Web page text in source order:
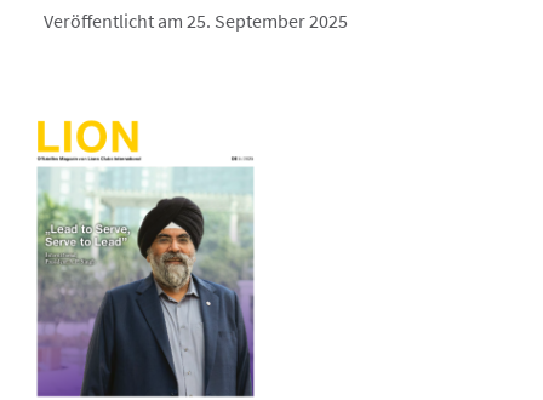
Veröffentlicht am 25. September 2025